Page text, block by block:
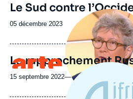
Image
de
couverture
de
publication
Le Sud contre
Date
publication
05 décembre 2023
Logo
Image
principale
médiatique
Le rapprochement
15 septembre 2022—